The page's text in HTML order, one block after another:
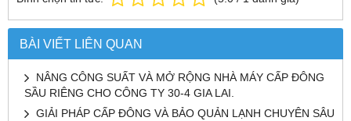
BÀI VIẾT LIÊN QUAN
NÂNG CÔNG SUẤT VÀ MỞ RỘNG NHÀ MÁY CẤP ĐÔNG
SẦU RIÊNG CHO CÔNG TY 30-4 GIA LAI.
GIẢI PHÁP CẤP ĐÔNG VÀ BẢO QUẢN LẠNH CHUYÊN SÂU